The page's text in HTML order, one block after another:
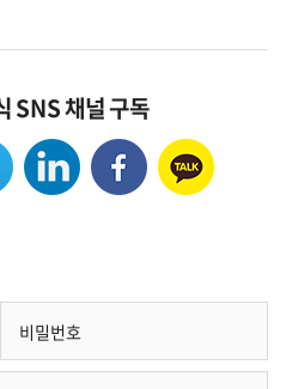
SNS 채널 구독